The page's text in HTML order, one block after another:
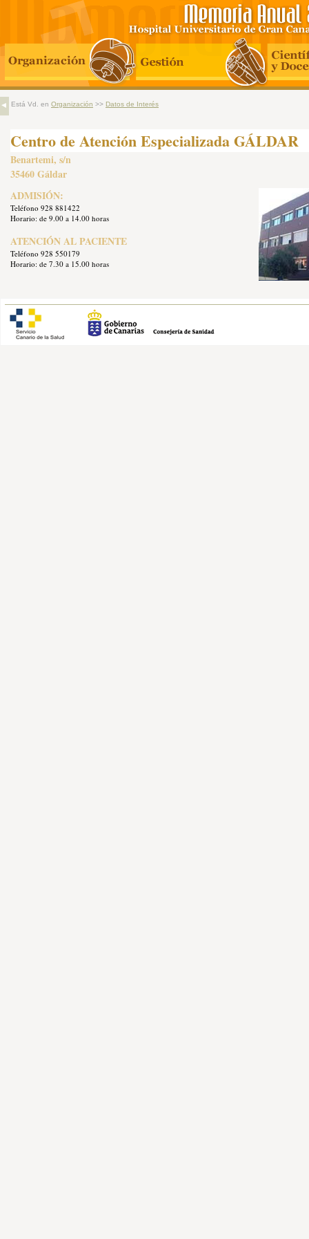
Está Vd. en Organización >> Datos de Interés
Centro de Atención Especializada GÁLDAR
Benartemi, s/n
35460 Gáldar
ADMISIÓN:
Teléfono 928 881422
Horario: de 9.00 a 14.00 horas
ATENCIÓN AL PACIENTE
Teléfono 928 550179
Horario: de 7.30 a 15.00 horas